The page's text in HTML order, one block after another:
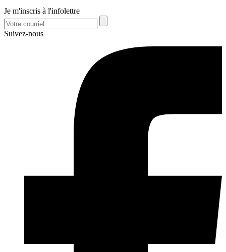
Je m'inscris à l'infolettre
Suivez-nous